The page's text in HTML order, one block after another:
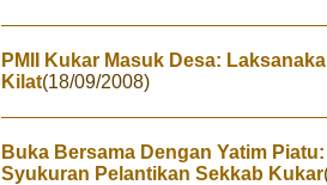
PMII Kukar Masuk Desa:
Kilat(18/09/2008)
Buka Bersama Dengan Yatim
Syukuran Pelantikan Sekkab Kukar